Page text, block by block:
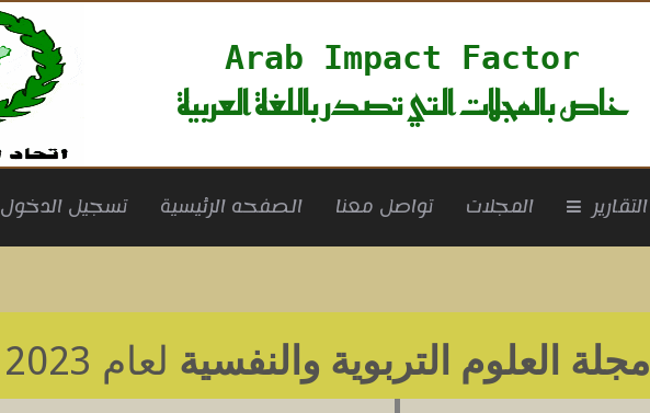
Arab Impact Factor
خاص بالمجلات التي تصدر باللغة العربية
تسجيل الدخول الصفحه الرئيسية تواصل معنا المجلات التقارير
مجلة العلوم التربوية والنفسية لعام 2023